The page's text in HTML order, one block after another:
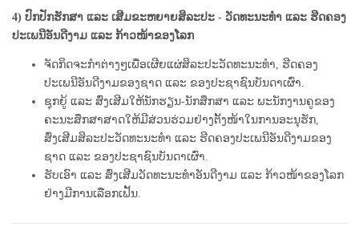
4) ປົກປັກຮັກສາ ແລະ ເສີມຂະຫຍາຍສິລະປະ - ວັດທະນະທໍາ ແລະ ຮີດຄອງ
ປະເພນີອັນດີງາມ ແລະ ກ້າວໜ້າຂອງໂລກ
ຈັດກິດຈະກໍາຕ່າງໆເພື່ອເຜີຍແຜ່ສິລະປະວັດທະນະທໍາ, ຮີດຄອງ
ປະເພນີອັນດີງາມຂອງຊາດ ແລະ ຂອງປະຊາຊົນບັນດາເຜົ່າ.
ຊຸກຍູ້ ແລະ ສົ່ງເສີມໃຫ້ນັກຮຽນ-ນັກສຶກສາ ແລະ ພະນັກງານຄູຂອງ
ຄະນະສຶກສາສາດໃຫ້ມີສ່ວນຮ່ວມຢ່າງຕັ້ງໜ້າໃນການອະນຸຮັກ,
ສົ່ງເສີມສິລະປະວັດທະນະທໍາ ແລະ ຮີດຄອງປະເພນີອັນດີງາມຂອງ
ຊາດ ແລະ ຂອງປະຊາຊົນບັນດາເຜົ່າ.
ຮັບເອົາ ແລະ ສົ່ງເສີມວັດທະນະທໍາອັນດີງາມ ແລະ ກ້າວໜ້າຂອງໂລກ
ຢ່າງມີການເລືອກເຟັ້ນ.